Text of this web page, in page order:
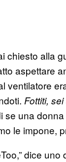
chiesto alla
aspettare
ventilatore
Fottiti,
una
le impone,
dice